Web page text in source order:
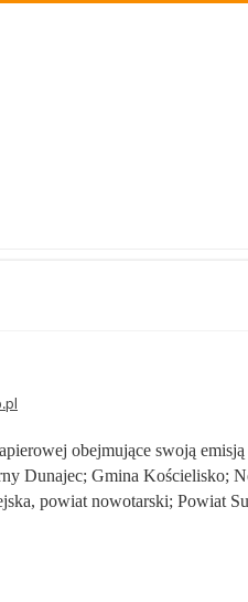
obejmujące swoją
Dunajec; Gmina Kościelisko;
powiat nowotarski; Powiat